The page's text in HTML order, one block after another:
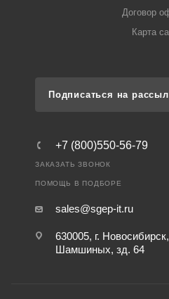
Договор
Карта
Подписаться на
+7 (800)550-56-79
ЗАКАЗАТЬ ЗВОНОК
ПОМОЩЬ В ПОДБОРЕ
sales@sgep-it.ru
630005, г.
Шамшиных, зд. 64